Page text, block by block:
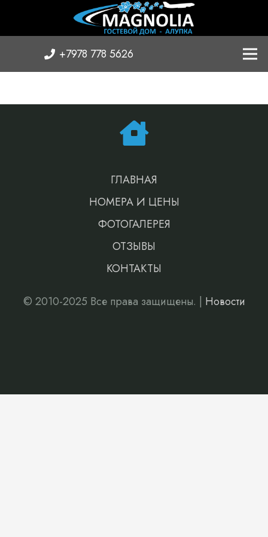
+7978 778 5626
ГЛАВНАЯ
НОМЕРА И ЦЕНЫ
ФОТОГАЛЕРЕЯ
ОТЗЫВЫ
КОНТАКТЫ
© 2010-2025 Все права защищены. | Новости